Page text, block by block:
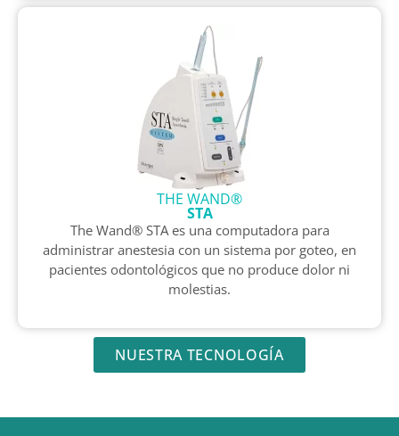
THE WAND®
STA
The Wand® STA es una computadora para
administrar anestesia con un sistema por goteo, en
pacientes odontológicos que no produce dolor ni
molestias.
NUESTRA TECNOLOGÍA